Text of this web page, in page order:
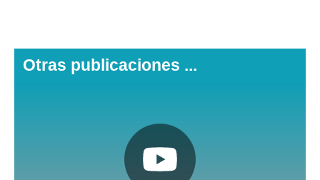
Otras publicaciones ...
Pulsa aquí